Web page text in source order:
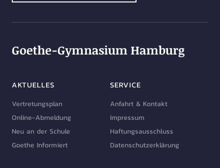
Goethe-Gymnasium Hamburg
AKTUELLES
Vertretungsplan
Online-Abmeldung
Neu an der Schule
Goethe Informiert
SERVICE
Anfahrt & Kontakt
Impressum
Haftungsausschluss
Datenschutzerklärung